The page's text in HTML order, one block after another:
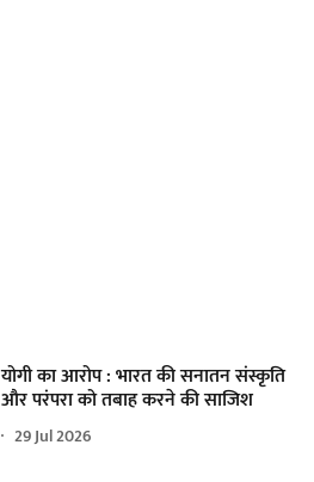
योगी का आरोप : भारत की सनातन संस्कृति
और परंपरा को तबाह करने की साजिश
29 Jul 2026